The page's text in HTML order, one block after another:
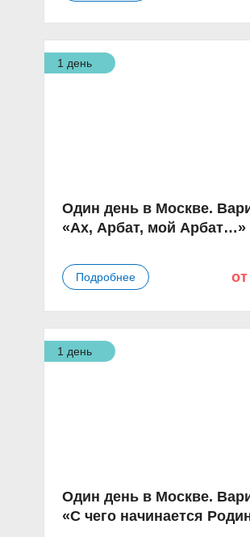
1 день
Один день в Москве.
«Ах, Арбат, мой Арбат…»
Подробнее
1 день
Один день в Москве.
«С чего начинается